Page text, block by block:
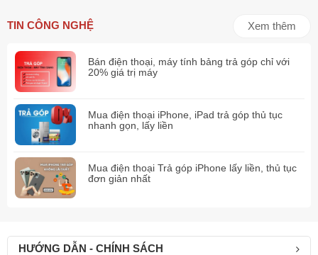
Camera siêu rộng tiêu cự 13mm khẩu độ f/2.2 hỗ trợ chụp
nhỏ như hoa lá, côn trùng.
TIN CÔNG NGHỆ Xem thêm
Bán điện thoại, máy tính bảng trả góp chỉ với
20% giá trị máy
Mua điện thoại iPhone, iPad trả góp thủ tục
nhanh gọn, lấy liền
Mua điện thoại Trả góp iPhone lấy liền, thủ tục
đơn giản nhất
HƯỚNG DẪN - CHÍNH SÁCH